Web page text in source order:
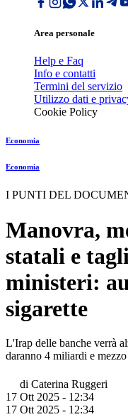
Area personale
Help e Faq
Info e contatti
Termini del servizio
Utilizzo dati e
Cookie Policy
Economia
Economia
I PUNTI DEL
Manovra,
statali e
ministeri:
sigarette
L'Irap delle banche verrà
daranno 4 miliardi e
di Caterina Ruggeri
17 Ott 2025 - 12:34
17 Ott 2025 - 12:34